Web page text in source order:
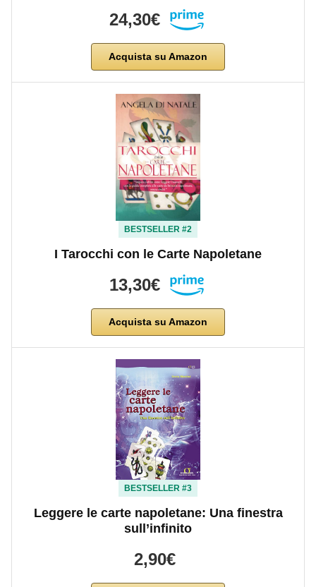
24,30€
Acquista su Amazon
BESTSELLER #2
I Tarocchi con le Carte Napoletane
13,30€
Acquista su Amazon
BESTSELLER #3
Leggere le carte napoletane: Una finestra
sull’infinito
2,90€